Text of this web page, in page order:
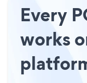
Every
works